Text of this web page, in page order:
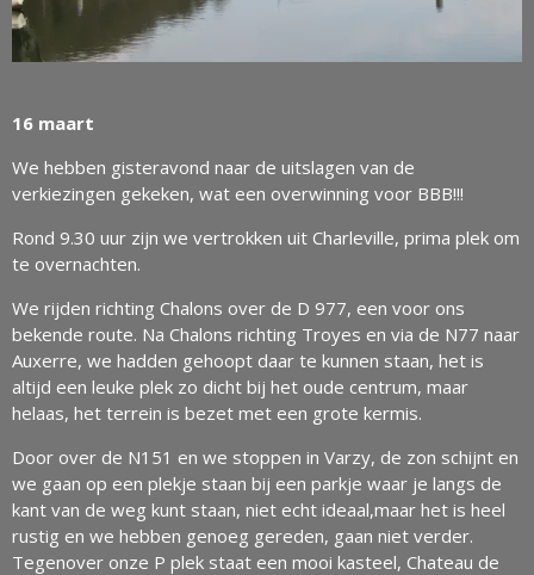
16 maart
We hebben gisteravond naar de uitslagen van de
verkiezingen gekeken, wat een overwinning voor BBB!!!
Rond 9.30 uur zijn we vertrokken uit Charleville, prima plek om
te overnachten.
We rijden richting Chalons over de D 977, een voor ons
bekende route. Na Chalons richting Troyes en via de N77 naar
Auxerre, we hadden gehoopt daar te kunnen staan, het is
altijd een leuke plek zo dicht bij het oude centrum, maar
helaas, het terrein is bezet met een grote kermis.
Door over de N151 en we stoppen in Varzy, de zon schijnt en
we gaan op een plekje staan bij een parkje waar je langs de
kant van de weg kunt staan, niet echt ideaal,maar het is heel
rustig en we hebben genoeg gereden, gaan niet verder.
Tegenover onze P plek staat een mooi kasteel, Chateau de